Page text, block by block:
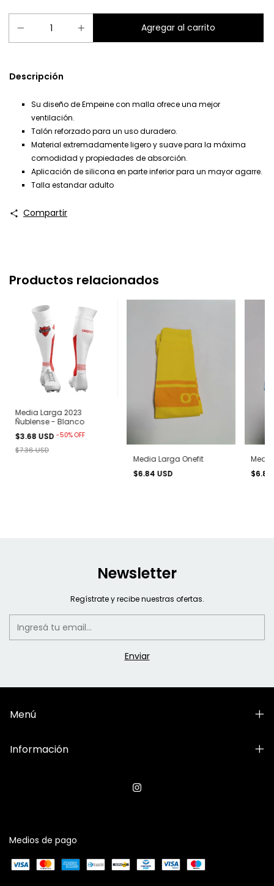
Descripción
Su diseño de Empeine con malla ofrece una mejor
ventilación.
Talón reforzado para un uso duradero.
Material extremadamente ligero y suave para la máxima
comodidad y propiedades de absorción.
Aplicación de silicona en parte inferior para un mayor agarre.
Talla estandar adulto
Compartir
Productos relacionados
Media Larga 2023
Ñublense - Blanco
$3.68 USD-50%OFF
$7.36 USD
Media Larga Onefit
$6.84 USD
Newsletter
Regístrate y recibe nuestras ofertas.
Menú
Información
Medios de pago